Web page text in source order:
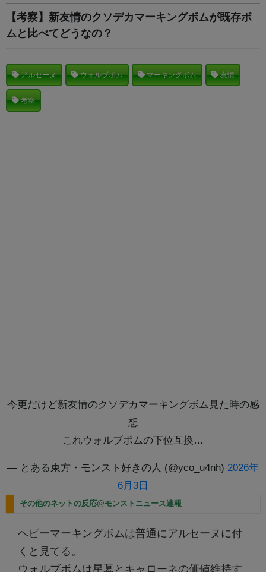
【考察】新友情のクソデカマーキングボムが既存ボ
ムと比べてどうなの？
アルセーヌ ウォルブボム マーキングボム 友情
考察
今更だけど新友情のクソデカマーキングボム見た時の感
想
これウォルブボムの下位互換…
— とある東方・モンスト好きの人 (@yco_u4nh) 2026年
6月3日
その他のネットの反応@モンストニュース速報
ヘビーマーキングボムは普通にアルセーヌに付
くと見てる。
ウォルブボムは星墓とキャローネの価値維持す